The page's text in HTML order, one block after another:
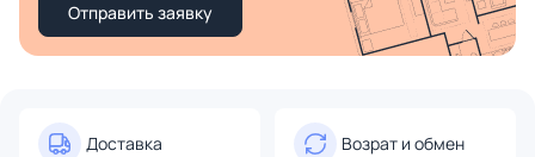
Отправить заявку
Доставка Возрат и обмен